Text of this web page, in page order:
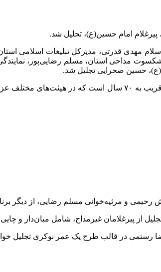
امام حسین(ع)، تجلیل شد.
لرستان، شامگاه جمعه، ۳۱ تیرماه با حضور حجت‌الاسلام مهدی
مداحی استان، مسلم رضایی‌پور،
و مرثیه‌خوانی مسلم رضایی، از دیگر
از پیرغلامان غیرمداح، شامل میان‌دار و
رستمی در قالب طرح یک عمر نوکری تجلیل